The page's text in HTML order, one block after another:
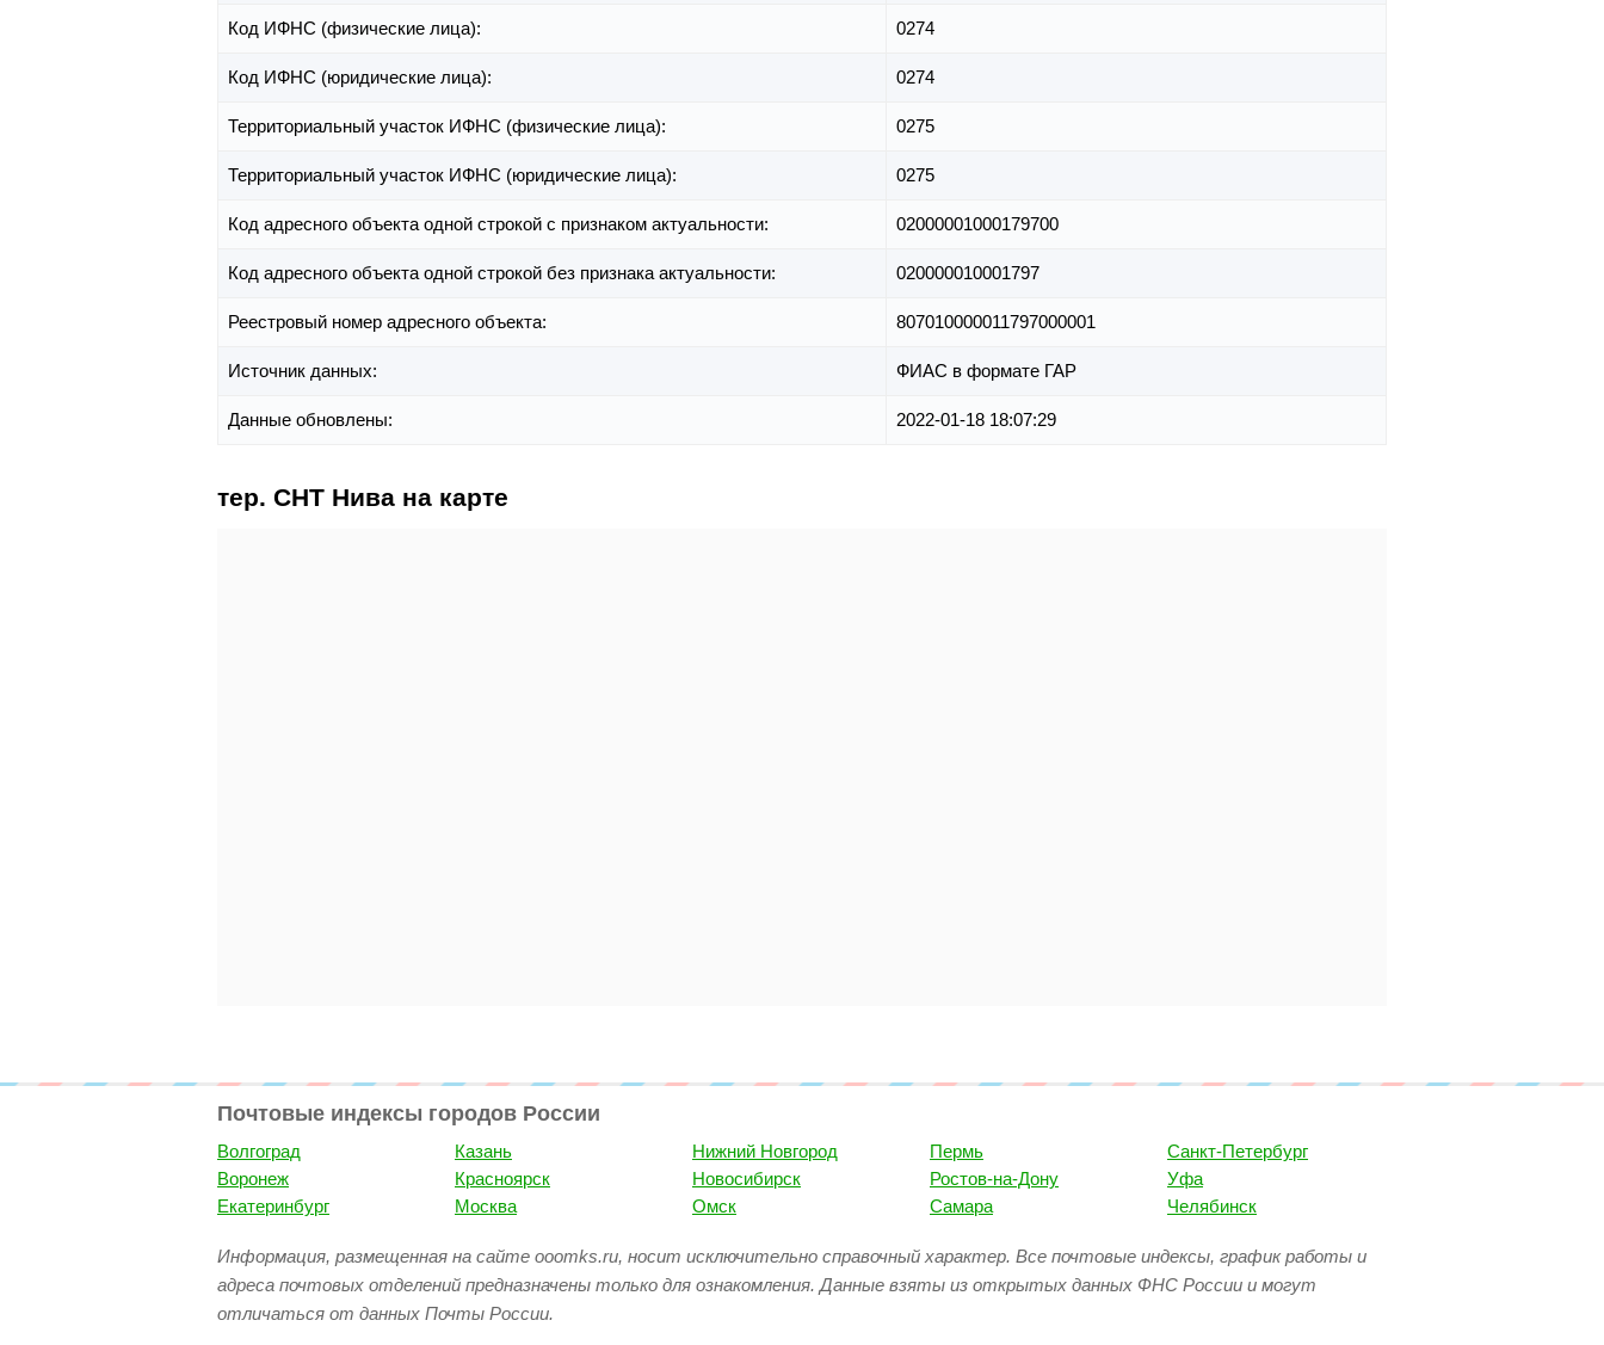
Код ИФНС (физические лица): 0274
Код ИФНС (юридические лица): 0274
Территориальный участок ИФНС (физические лица): 0275
Территориальный участок ИФНС (юридические лица): 0275
Код адресного объекта одной строкой с признаком актуальности: 02000001000179700
Код адресного объекта одной строкой без признака актуальности: 020000010001797
Реестровый номер адресного объекта: 807010000011797000001
Источник данных: ФИАС в формате ГАР
Данные обновлены: 2022-01-18 18:07:29
тер. СНТ Нива на карте
Почтовые индексы городов России
Волгоград
Воронеж
Екатеринбург
Казань
Красноярск
Москва
Нижний Новгород
Новосибирск
Омск
Пермь
Ростов-на-Дону
Самара
Санкт-Петербург
Уфа
Челябинск
Информация, размещенная на сайте ooomks.ru, носит исключительно справочный характер. Все почтовые индексы, график работы и
адреса почтовых отделений предназначены только для ознакомления. Данные взяты из открытых данных ФНС России и могут
отличаться от данных Почты России.